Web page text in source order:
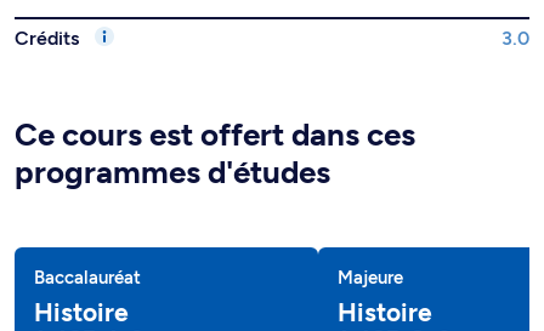
Crédits 3.0
Ce cours est offert dans ces
programmes d'études
Baccalauréat
Histoire
Majeure
Histoire